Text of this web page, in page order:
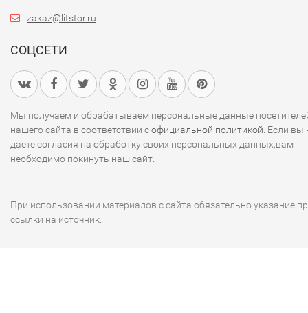
zakaz@litstor.ru
СОЦСЕТИ
Мы получаем и обрабатываем персональные данные
нашего сайта в соответствии софициальной политикой. Если вы
даете согласия на обработку своих персональных данных,вам
необходимо покинуть наш сайт.
При использовании материалов с сайта обязательно указание
ссылки на источник.